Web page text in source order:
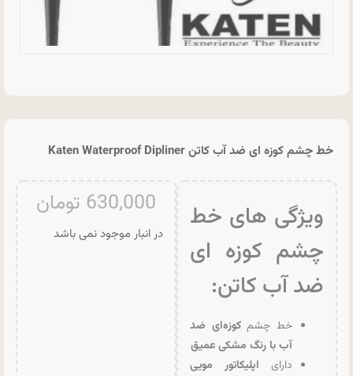
خط چشم کوزه ای ضد آب کاتن Katen Waterproof Dipliner
ویژگی های خط
چشم کوزه ای
ضد آب کاتن:
خط چشمکوزه‌ای ضد
آب با رنگ مشکی عمیق
دارای اپلیکاتور مویی
630,000 تومان
در انبار موجود نمی باشد